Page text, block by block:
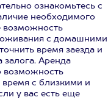
ознакомьтесь с
необходимого
возможность
с домашними
время заезда и
залога. Аренда
возможность
время с близкими и
у вас есть еще